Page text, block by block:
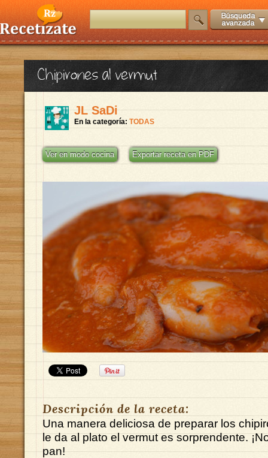
Chipirones al vermut
JL SaDi
En la categoría: TODAS
Ver en modo cocina Exportar receta en PDF
Descripción de la receta:
Una manera deliciosa de preparar los
le da al plato el vermut es sorprendente.
pan!